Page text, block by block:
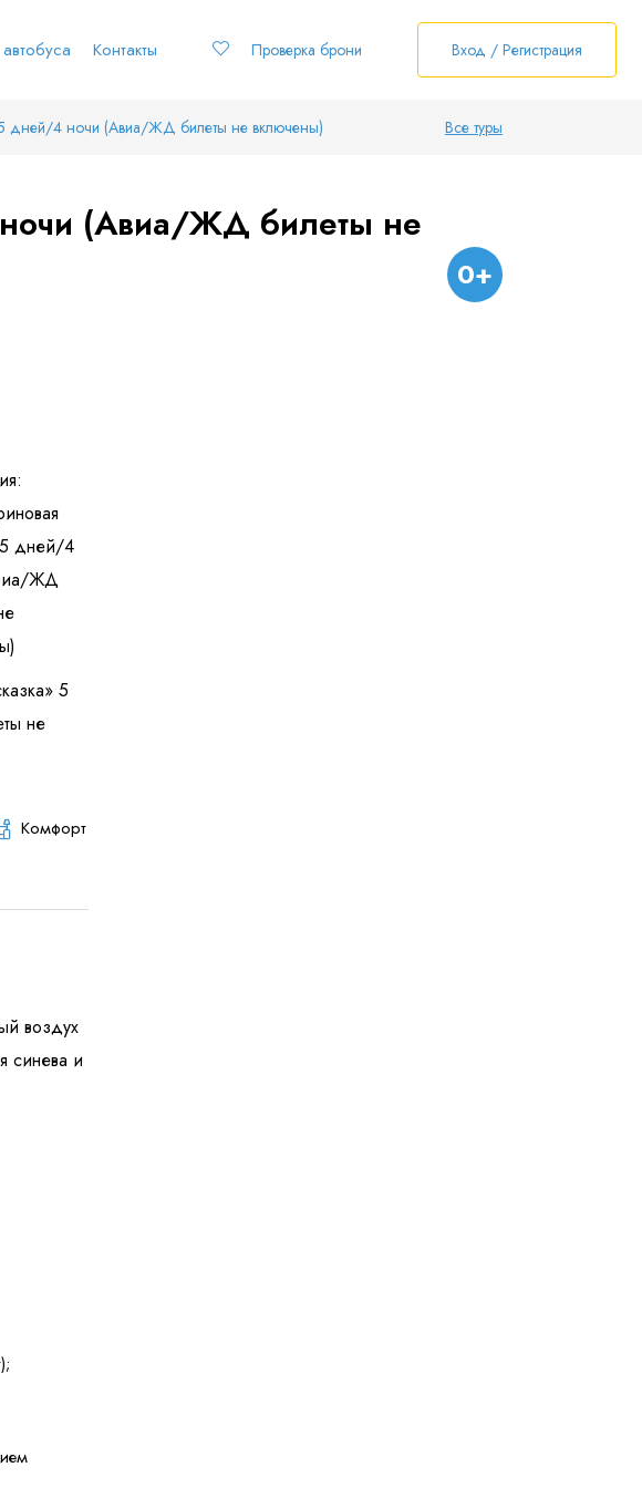
Контакты Проверка брони Вход / Регистрация
дней/4 ночи (Авиа/ЖД билеты не включены) Все туры
(Авиа/ЖД билеты не
0+
Комфорт
воздух
синева и
компании в отношении обработки персональных данных